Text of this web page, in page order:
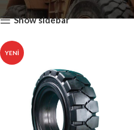
Show sidebar
YENI